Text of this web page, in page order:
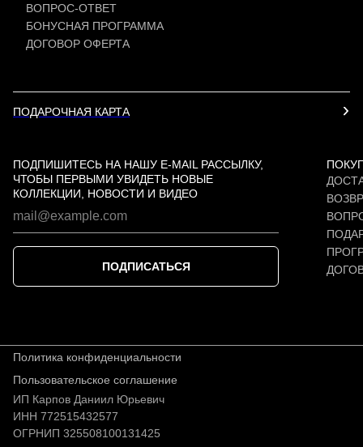
ВОПРОС-ОТВЕТ
БОНУСНАЯ ПРОГРАММА
ДОГОВОР ОФЕРТА
ПОДАРОЧНАЯ КАРТА
ПОДПИШИТЕСЬ НА НАШУ E-MAIL РАССЫЛКУ,
ЧТОБЫ ПЕРВЫМИ УВИДЕТЬ НОВЫЕ
КОЛЛЕКЦИИ, НОВОСТИ И ВИДЕО
ПОДПИСАТЬСЯ
ИП Карпов Даниил Юрьевич
ИНН 772515432577
ОГРНИП 325508100131425
Политика конфиденциальности
Пользовательское соглашение